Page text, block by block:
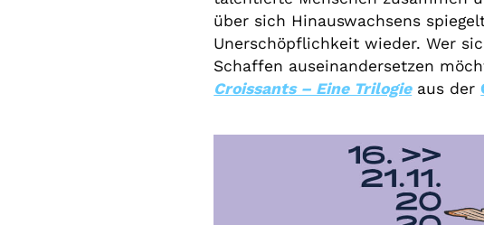
über sich Hinauswachsens
Unerschöpflichkeit wieder. Wer
Schaffen auseinandersetzen
Croissants – Eine Trilogieaus der